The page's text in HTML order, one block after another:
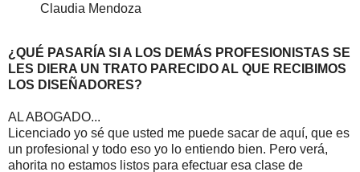
Claudia Mendoza
¿QUÉ PASARÍA SI A LOS DEMÁS PROFESIONISTAS SE
LES DIERA UN TRATO PARECIDO AL QUE RECIBIMOS
LOS DISEÑADORES?
AL ABOGADO...
Licenciado yo sé que usted me puede sacar de aquí, que es
un profesional y todo eso yo lo entiendo bien. Pero verá,
ahorita no estamos listos para efectuar esa clase de